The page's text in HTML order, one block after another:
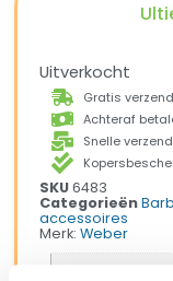
Uitverkocht
Gratis
Achteraf
Snelle
SKU6483
Categorieën
accessoires
Merk:Weber